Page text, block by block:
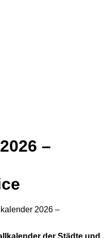
–
2026 –
der Städte und